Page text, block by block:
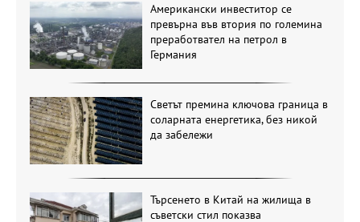
Американски инвеститор се
превърна във втория по големина
преработвател на петрол в
Германия
Светът премина ключова граница в
соларната енергетика, без никой
да забележи
Търсенето в Китай на жилища в
съветски стил показва